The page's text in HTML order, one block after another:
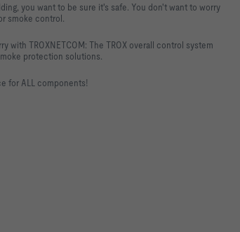
you want to be sure it's safe. You don't want to worry
smoke control.
with TROXNETCOM: The TROX overall control system
protection solutions.
for ALL components!